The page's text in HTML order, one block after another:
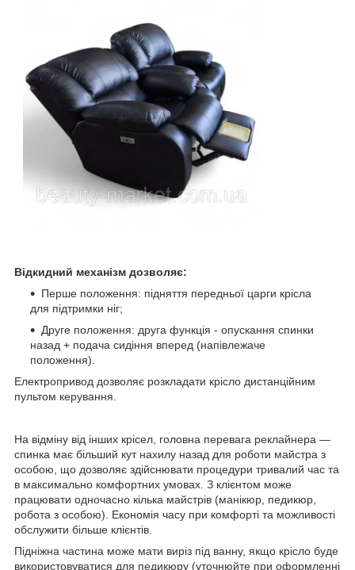
Відкидний механізм дозволяє:
Перше положення: підняття передньої царги крісла
для підтримки ніг;
Друге положення: друга функція - опускання спинки
назад + подача сидіння вперед (напівлежаче
положення).
Електропривод дозволяє розкладати крісло дистанційним
пультом керування.
На відміну від інших крісел, головна перевага реклайнера —
спинка має більший кут нахилу назад для роботи майстра з
особою, що дозволяє здійснювати процедури тривалий час та
в максимально комфортних умовах. З клієнтом може
працювати одночасно кілька майстрів (манікюр, педикюр,
робота з особою). Економія часу при комфорті та можливості
обслужити більше клієнтів.
Підніжна частина може мати виріз під ванну, якщо крісло буде
використовуватися для педикюру (уточнюйте при оформленні